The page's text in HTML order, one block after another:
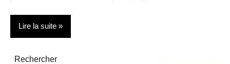
Lire la suite
Design
Rechercher